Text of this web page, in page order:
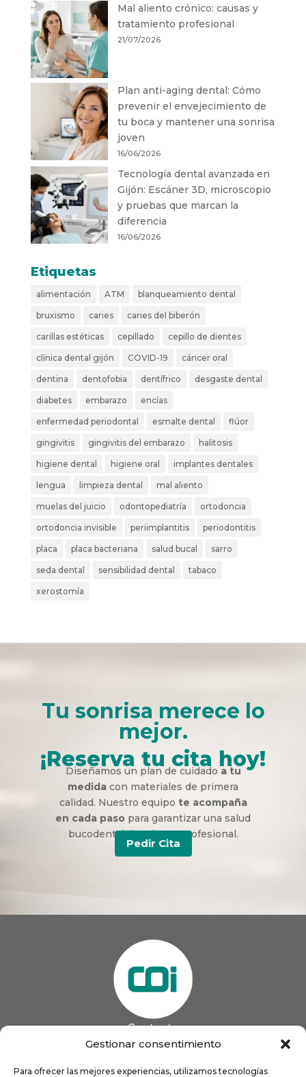
Gestionar consentimiento
Para ofrecer las mejores experiencias, utilizamos tecnologías
Mal aliento crónico: causas y
tratamiento profesional
21/07/2026
Plan anti-aging dental: Cómo
prevenir el envejecimiento de
tu boca y mantener una sonrisa
joven
16/06/2026
Tecnología dental avanzada en
Gijón: Escáner 3D, microscopio
y pruebas que marcan la
diferencia
16/06/2026
Etiquetas
alimentación ATM blanqueamiento dental
bruxismo caries caries del biberón
carillas estéticas cepillado cepillo de dientes
clínica dental gijón COVID-19 cáncer oral
dentina dentofobia dentífrico desgaste dental
diabetes embarazo encías
enfermedad periodontal esmalte dental flúor
gingivitis gingivitis del embarazo halitosis
higiene dental higiene oral implantes dentales
lengua limpieza dental mal aliento
muelas del juicio odontopediatría ortodoncia
ortodoncia invisible periimplantitis periodontitis
placa placa bacteriana salud bucal sarro
seda dental sensibilidad dental tabaco
xerostomía
Tu sonrisa merece lo
mejor.
¡Reserva tu cita hoy!
Diseñamos un plan de cuidado a tu
medida con materiales de primera
calidad. Nuestro equipo te acompaña
en cada paso para garantizar una salud
bucodental duradera y profesional.
Pedir Cita
Contacto
 coigijon@gmail.com